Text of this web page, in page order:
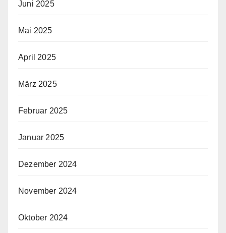
Juni 2025
Mai 2025
April 2025
März 2025
Februar 2025
Januar 2025
Dezember 2024
November 2024
Oktober 2024